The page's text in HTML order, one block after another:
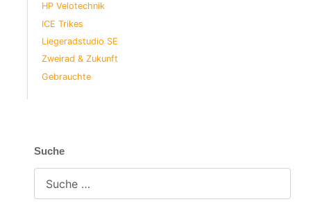
HP Velotechnik
ICE Trikes
Liegeradstudio SE
Zweirad & Zukunft
Gebrauchte
Suche